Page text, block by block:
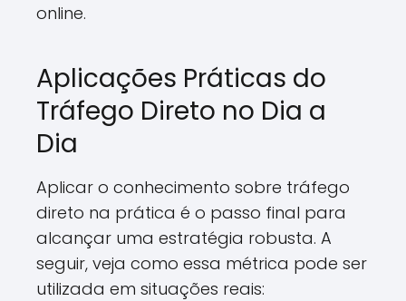
online.
Aplicações Práticas do
Tráfego Direto no Dia a
Dia
Aplicar o conhecimento sobre tráfego
direto na prática é o passo final para
alcançar uma estratégia robusta. A
seguir, veja como essa métrica pode ser
utilizada em situações reais: